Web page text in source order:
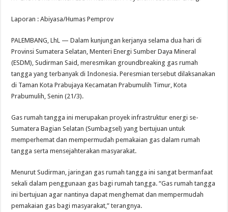
Laporan : Abiyasa/Humas Pemprov
PALEMBANG, LhL — Dalam kunjungan kerjanya selama dua hari di
Provinsi Sumatera Selatan, Menteri Energi Sumber Daya Mineral
(ESDM), Sudirman Said, meresmikan groundbreaking gas rumah
tangga yang terbanyak di Indonesia. Peresmian tersebut dilaksanakan
di Taman Kota Prabujaya Kecamatan Prabumulih Timur, Kota
Prabumulih, Senin (21/3).
Gas rumah tangga ini merupakan proyek infrastruktur energi se-
Sumatera Bagian Selatan (Sumbagsel) yang bertujuan untuk
memperhemat dan mempermudah pemakaian gas dalam rumah
tangga serta mensejahterakan masyarakat.
Menurut Sudirman, jaringan gas rumah tangga ini sangat bermanfaat
sekali dalam penggunaan gas bagi rumah tangga. “Gas rumah tangga
ini bertujuan agar nantinya dapat menghemat dan mempermudah
pemakaian gas bagi masyarakat,” terangnya.